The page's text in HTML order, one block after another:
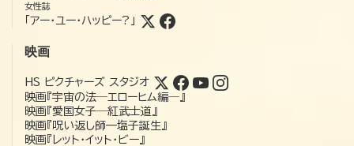
女性誌
「アー・ユー・ハッピー?」
映画
HS ピクチャーズ スタジオ
映画『宇宙の法―エローヒム編―』
映画『愛国女子―紅武士道』
映画『呪い返し師—塩子誕生』
映画『レット・イット・ビー』